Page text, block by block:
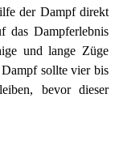
der Dampf direkt
das Dampferlebnis
und lange Züge
sollte vier bis
bevor dieser